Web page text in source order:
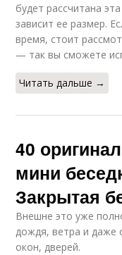
будет рассчитана
зависит ее размер.
время, стоит
— так вы сможете
Читать дальше →
40
мини
Закрытая
Внешне это уже
дождя, ветра и даже
окон, дверей.